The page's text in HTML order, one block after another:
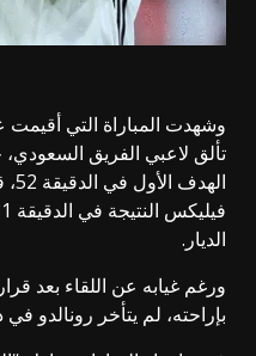
وشهدت المباراة التي أقيمت
تألق لاعبي الفريق
الديار.
ورغم غيابه عن اللقاء
بإراحته، لم يتأخر رونالدو